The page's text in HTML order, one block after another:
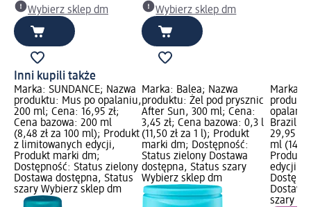
Wybierz sklep dm
Wybierz sklep dm
Inni kupili także
Marka: SUNDANCE; Nazwa
produktu: Mus po opalaniu,
200 ml; Cena: 16,95 zł;
Cena bazowa: 200 ml
(8,48 zł za 100 ml); Produkt
z limitowanych edycji,
Produkt marki dm;
Dostępność: Status zielony
Dostawa dostępna, Status
szary Wybierz sklep dm
Marka: Balea; Nazwa
produktu: Żel pod prysznic
After Sun, 300 ml; Cena:
3,45 zł; Cena bazowa: 0,3 l
(11,50 zł za 1 l); Produkt
marki dm; Dostępność:
Status zielony Dostawa
dostępna, Status szary
Wybierz sklep dm
Marka:
opalania
Brazil!,
29,95
ml
Produkt
edycji,
szary